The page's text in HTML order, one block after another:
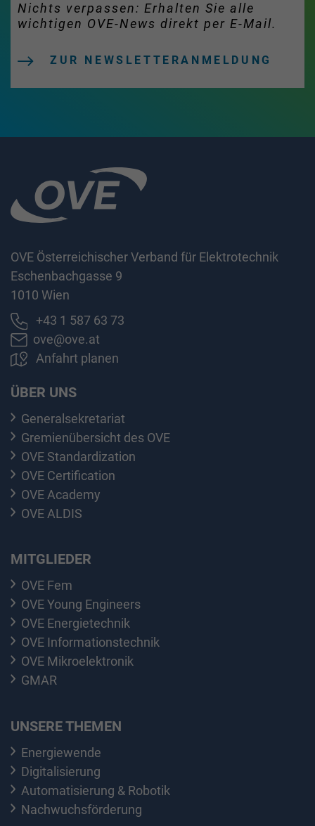
Nichts verpassen: Erhalten Sie alle
wichtigen OVE-News direkt per E-Mail.
ZUR NEWSLETTERANMELDUNG
OVE Österreichischer Verband für Elektrotechnik
Eschenbachgasse 9
1010 Wien
+43 1 587 63 73
ove@ove.at
Anfahrt planen
ÜBER UNS
Generalsekretariat
Gremienübersicht des OVE
OVE Standardization
OVE Certification
OVE Academy
OVE ALDIS
MITGLIEDER
OVE Fem
OVE Young Engineers
OVE Energietechnik
OVE Informationstechnik
OVE Mikroelektronik
GMAR
UNSERE THEMEN
Energiewende
Digitalisierung
Automatisierung & Robotik
Nachwuchsförderung